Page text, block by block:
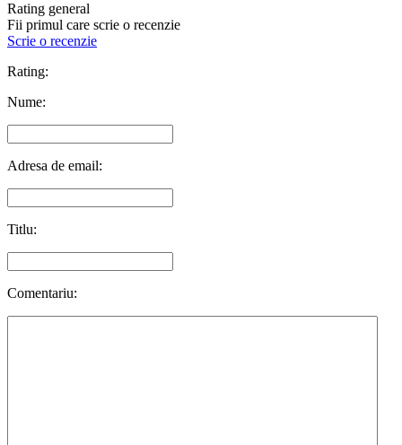
Rating general
Fii primul care scrie o recenzie
Scrie o recenzie
Rating:
Nume:
Adresa de email:
Titlu:
Comentariu: